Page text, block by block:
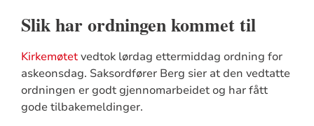
Slik har ordningen kommet til
Kirkemøtetvedtok lørdag ettermiddag ordning for
askeonsdag. Saksordfører Berg sier at den vedtatte
ordningen er godt gjennomarbeidet og har fått
gode tilbakemeldinger.